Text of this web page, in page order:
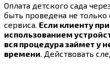
Оплата детского сада
быть проведена не только
сервиса. Если клиенту
использованием
вся процедура займет у
времени. Действовать